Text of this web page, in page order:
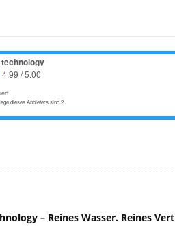
– Reines Wasser. Reines